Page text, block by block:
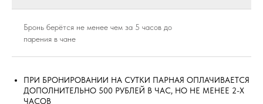
Бронь берётся не менее чем за 5 часов до
парения в чане
ПРИ БРОНИРОВАНИИ НА СУТКИ ПАРНАЯ ОПЛАЧИВАЕТСЯ
ДОПОЛНИТЕЛЬНО 500 РУБЛЕЙ В ЧАС, НО НЕ МЕНЕЕ 2-Х
ЧАСОВ